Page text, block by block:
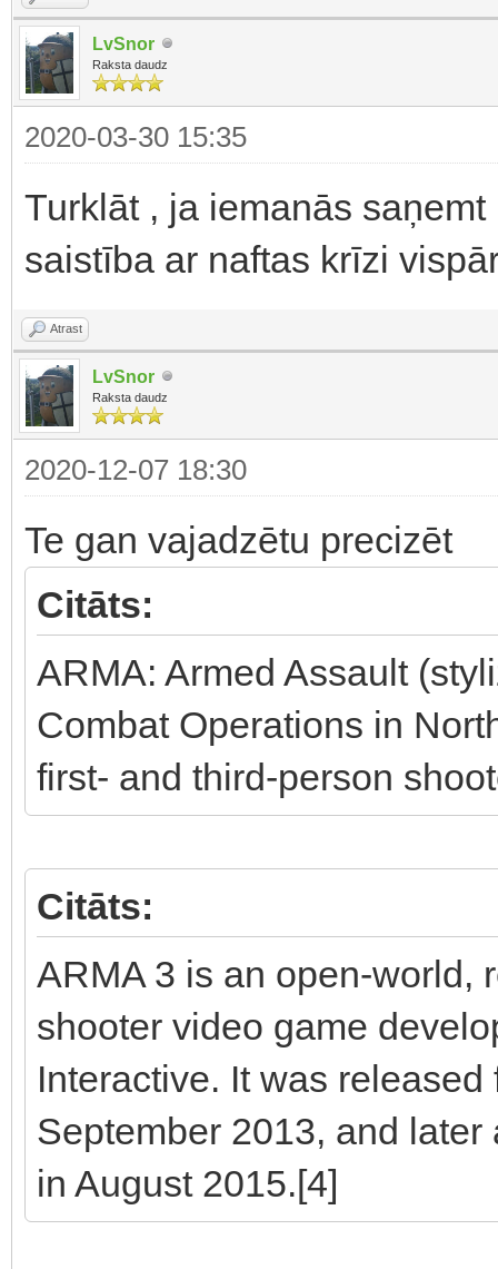
LvSnor
Raksta daudz
2020-03-30 15:35
Turklāt , ja iemanās
saistība ar naftas krīzi
Atrast
LvSnor
Raksta daudz
2020-12-07 18:30
Te gan vajadzētu precizēt
Citāts:
ARMA: Armed Assault
Combat Operations in
first- and third-person
Citāts:
ARMA 3 is an open-world,
shooter video game
Interactive. It was
September 2013, and
in August 2015.[4]